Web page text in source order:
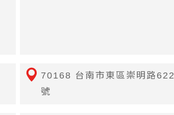
70168 台南市東區崇明路622
號